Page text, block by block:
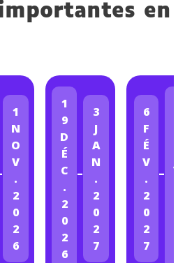
en
1
N
O
V
.
2
0
2
6
1
9
D
É
C
.
2
0
2
6
–
3
J
A
N
.
2
0
2
7
6
F
É
V
.
2
0
2
7
– V